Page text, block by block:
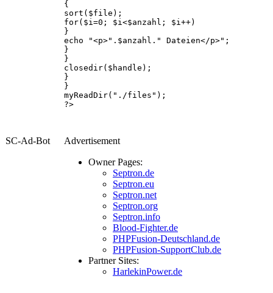
{
sort($file);
for($i=0; $i<$anzahl; $i++)
}
echo "<p>".$anzahl." Dateien</p>";
}
}
closedir($handle);
}
}
myReadDir("./files");
?>
SC-Ad-Bot Advertisement
Owner Pages:
Septron.de
Septron.eu
Septron.net
Septron.org
Septron.info
Blood-Fighter.de
PHPFusion-Deutschland.de
PHPFusion-SupportClub.de
Partner Sites:
HarlekinPower.de